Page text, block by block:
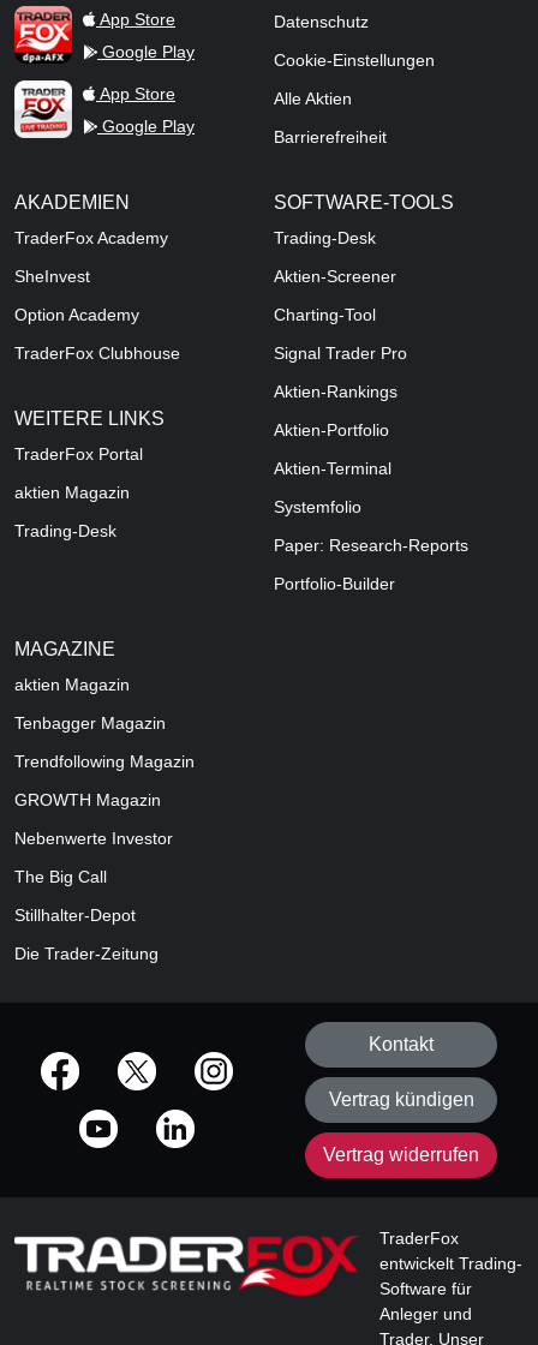
TraderFox dpa-AFX ProFeed
App Store
Google Play
TraderFox Live Trading
App Store
Google Play
Datenschutz
Cookie-Einstellungen
Alle Aktien
Barrierefreiheit
AKADEMIEN
TraderFox Academy
SheInvest
Option Academy
TraderFox Clubhouse
WEITERE LINKS
TraderFox Portal
aktien Magazin
Trading-Desk
SOFTWARE-TOOLS
Trading-Desk
Aktien-Screener
Charting-Tool
Signal Trader Pro
Aktien-Rankings
Aktien-Portfolio
Aktien-Terminal
Systemfolio
Paper: Research-Reports
Portfolio-Builder
MAGAZINE
aktien Magazin
Tenbagger Magazin
Trendfollowing Magazin
GROWTH Magazin
Nebenwerte Investor
The Big Call
Stillhalter-Depot
Die Trader-Zeitung
offizielle Social Media-Accounts
Kontakt
Vertrag kündigen
Vertrag widerrufen
TraderFox
entwickelt Trading-
Software für
Anleger und
Trader. Unser